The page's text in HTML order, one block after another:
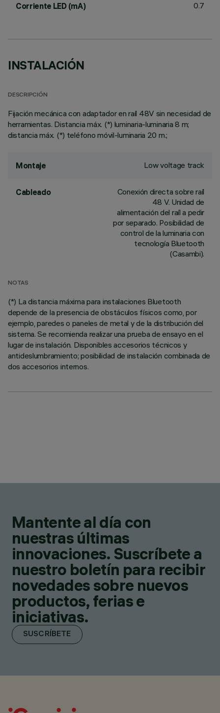
Corriente LED (mA) 0.7
INSTALACIÓN
DESCRIPCIÓN
Fijación mecánica con adaptador en raíl 48V sin necesidad de
herramientas. Distancia máx. (*) luminaria-luminaria 8 m;
distancia máx. (*) teléfono móvil-luminaria 20 m.;
Montaje Low voltage track
Cableado
Conexión directa sobre raíl
48 V. Unidad de
alimentación del raíl a pedir
por separado. Posibilidad de
control de la luminaria con
tecnología Bluetooth
(Casambi).
NOTAS
(*) La distancia máxima para instalaciones Bluetooth
depende de la presencia de obstáculos físicos como, por
ejemplo, paredes o paneles de metal y de la distribución del
sistema. Se recomienda realizar una prueba de ensayo en el
lugar de instalación. Disponibles accesorios técnicos y
antideslumbramiento; posibilidad de instalación combinada de
dos accesorios internos.
Mantente al día con
nuestras últimas
innovaciones. Suscríbete a
nuestro boletín para recibir
novedades sobre nuevos
productos, ferias e
iniciativas.
SUSCRÍBETE